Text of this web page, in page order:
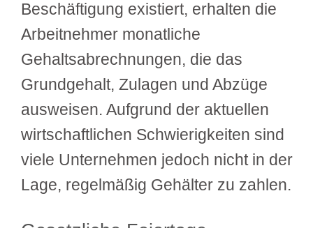
Beschäftigung existiert, erhalten die
Arbeitnehmer monatliche
Gehaltsabrechnungen, die das
Grundgehalt, Zulagen und Abzüge
ausweisen. Aufgrund der aktuellen
wirtschaftlichen Schwierigkeiten sind
viele Unternehmen jedoch nicht in der
Lage, regelmäßig Gehälter zu zahlen.